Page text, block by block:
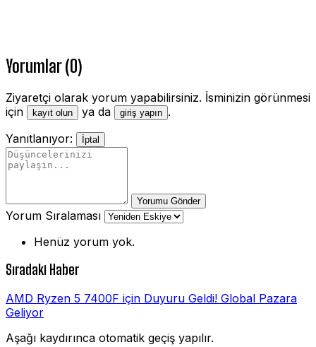
Yorumlar (0)
Ziyaretçi olarak yorum yapabilirsiniz. İsminizin görünmesi
için
kayıt olun ya da giriş yapın .
Yanıtlanıyor:
İptal
Yorumu Gönder
Yorum Sıralaması
Henüz yorum yok.
Sıradaki Haber
AMD Ryzen 5 7400F için Duyuru Geldi! Global Pazara
Geliyor
Aşağı kaydırınca otomatik geçiş yapılır.